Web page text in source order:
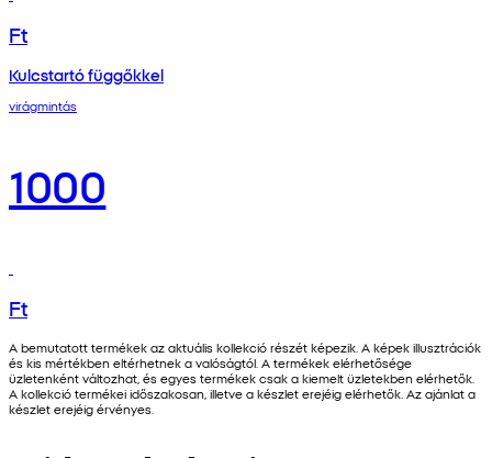
Ft
Kulcstartó függőkkel
virágmintás
1000
Ft
A bemutatott termékek az aktuális kollekció részét képezik. A képek illusztrációk
és kis mértékben eltérhetnek a valóságtól. A termékek elérhetősége
üzletenként változhat, és egyes termékek csak a kiemelt üzletekben elérhetők.
A kollekció termékei időszakosan, illetve a készlet erejéig elérhetők. Az ajánlat a
készlet erejéig érvényes.